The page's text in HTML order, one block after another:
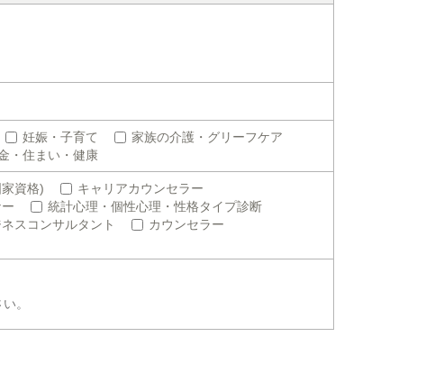
妊娠・子育て
家族の介護・グリーフケア
・住まい・健康
資格)
キャリアカウンセラー
統計心理・個性心理・性格タイプ診断
ネスコンサルタント
カウンセラー
。